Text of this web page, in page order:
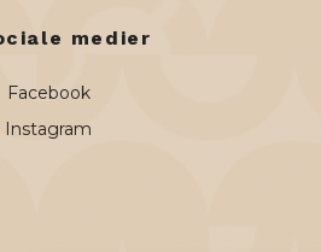
medier
Facebook
Instagram